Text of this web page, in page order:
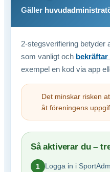
Gäller
2-stegsverifiering betyder
som vanligt och bekräftar
exempel en kod via app
Det minskar risken
åt föreningens
Så aktiverar du –
1 Logga in i